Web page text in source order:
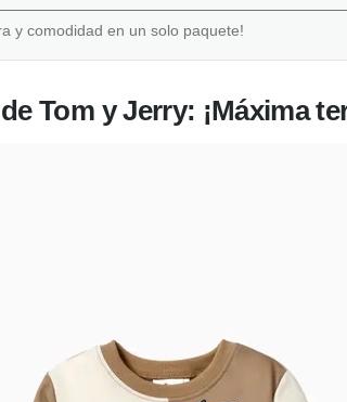
y comodidad en un solo paquete!
Tom y Jerry: ¡Máxima